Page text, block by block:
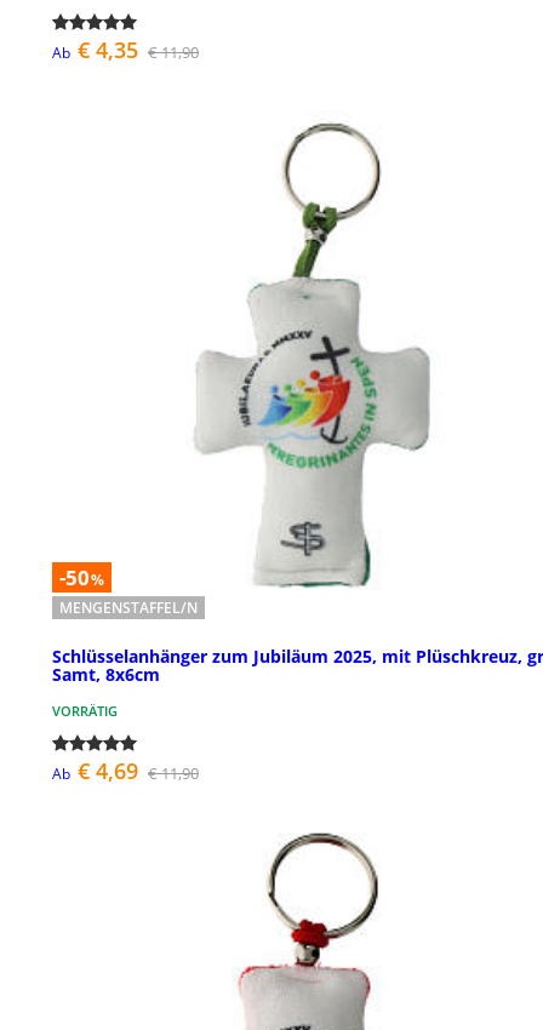
Ab € 4,35 € 11,90
-50%
MENGENSTAFFEL/N
Schlüsselanhänger zum Jubiläum 2025, mit Plüschkreuz,
Samt, 8x6cm
VORRÄTIG
Ab € 4,69 € 11,90